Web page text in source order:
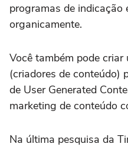
programas de indicação
organicamente.
Você também pode
(criadores de conteúdo)
de User Generated
marketing de conteúdo
Na última pesquisa da